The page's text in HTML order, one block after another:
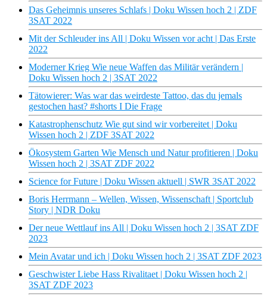
Das Geheimnis unseres Schlafs | Doku Wissen hoch 2 | ZDF
3SAT 2022
Mit der Schleuder ins All | Doku Wissen vor acht | Das Erste
2022
Moderner Krieg Wie neue Waffen das Militär verändern |
Doku Wissen hoch 2 | 3SAT 2022
Tätowierer: Was war das weirdeste Tattoo, das du jemals
gestochen hast? #shorts I Die Frage
Katastrophenschutz Wie gut sind wir vorbereitet | Doku
Wissen hoch 2 | ZDF 3SAT 2022
Ökosystem Garten Wie Mensch und Natur profitieren | Doku
Wissen hoch 2 | 3SAT ZDF 2022
Science for Future | Doku Wissen aktuell | SWR 3SAT 2022
Boris Herrmann – Wellen, Wissen, Wissenschaft | Sportclub
Story | NDR Doku
Der neue Wettlauf ins All | Doku Wissen hoch 2 | 3SAT ZDF
2023
Mein Avatar und ich | Doku Wissen hoch 2 | 3SAT ZDF 2023
Geschwister Liebe Hass Rivalitaet | Doku Wissen hoch 2 |
3SAT ZDF 2023